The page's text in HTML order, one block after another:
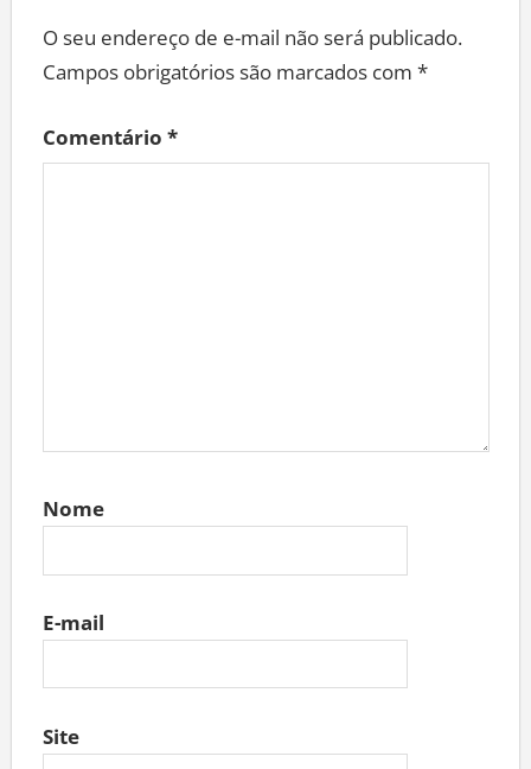
O seu endereço de e-mail não será publicado.
Campos obrigatórios são marcados com *
Comentário *
Nome
E-mail
Site